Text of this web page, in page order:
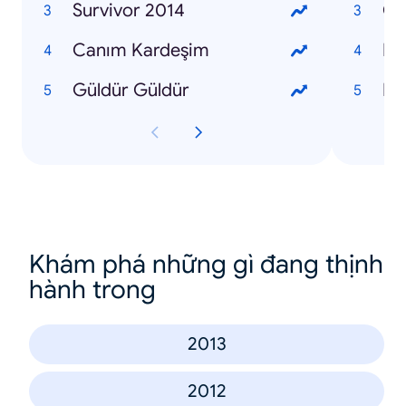
Survivor 2014
Canım Kardeşim
Güldür Güldür
Khám phá những gì đang thịnh
hành trong
2013
2012